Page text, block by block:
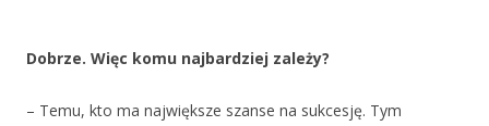
Dobrze. Więc komu najbardziej zależy?
– Temu, kto ma największe szanse na sukcesję. Tym